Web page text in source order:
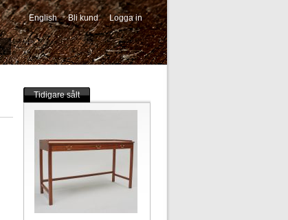
English Bli kund Logga in
-->
Tidigare sålt